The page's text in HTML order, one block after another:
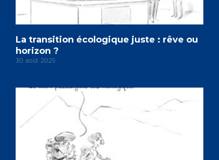
La transition écologique juste : rêve ou
horizon ?
30 août 2025